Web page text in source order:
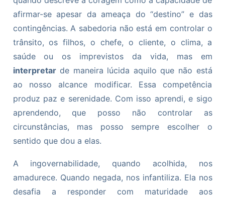
afirmar-se apesar da ameaça do “destino” e das
contingências. A sabedoria não está em controlar o
trânsito, os filhos, o chefe, o cliente, o clima, a
saúde ou os imprevistos da vida, mas em
interpretarde maneira lúcida aquilo que não está
ao nosso alcance modificar. Essa competência
produz paz e serenidade. Com isso aprendi, e sigo
aprendendo, que posso não controlar as
circunstâncias, mas posso sempre escolher o
sentido que dou a elas.
A ingovernabilidade, quando acolhida, nos
amadurece. Quando negada, nos infantiliza. Ela nos
desafia a responder com maturidade aos